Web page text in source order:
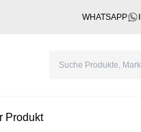
WHATSAPP
Produkt